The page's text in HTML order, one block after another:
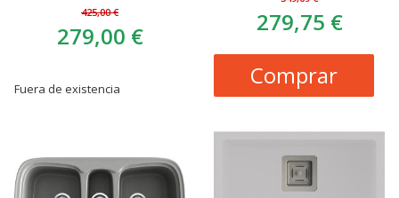
425,00 €
279,00 €
Fuera de existencia
279,75 €
Comprar